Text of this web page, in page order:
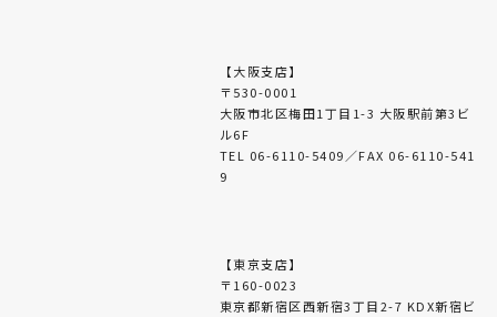
【大阪支店】
〒530-0001
大阪市北区梅田1丁目1-3 大阪駅前第3ビ
ル6F
TEL 06-6110-5409／FAX 06-6110-541
9
【東京支店】
〒160-0023
東京都新宿区西新宿3丁目2-7 KDX新宿ビ